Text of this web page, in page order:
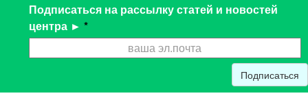
Подписаться на рассылку статей и новостей
центра ► *
Подписаться